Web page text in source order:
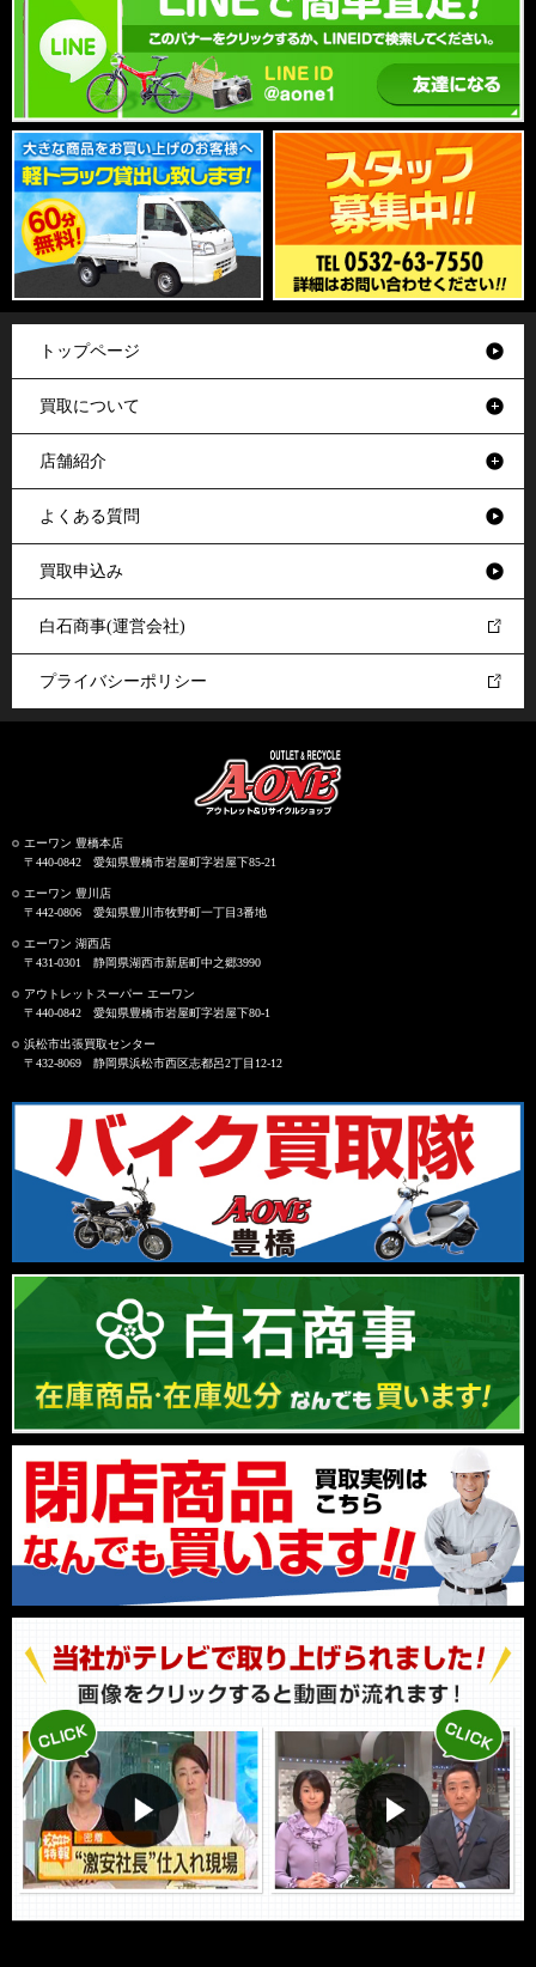
トップページ
買取について
店舗紹介
よくある質問
買取申込み
白石商事(運営会社)
プライバシーポリシー
エーワン 豊橋本店
〒440-0842 愛知県豊橋市岩屋町字岩屋下85-21
エーワン 豊川店
〒442-0806 愛知県豊川市牧野町一丁目3番地
エーワン 湖西店
〒431-0301 静岡県湖西市新居町中之郷3990
アウトレットスーパー エーワン
〒440-0842 愛知県豊橋市岩屋町字岩屋下80-1
浜松市出張買取センター
〒432-8069 静岡県浜松市西区志都呂2丁目12-12